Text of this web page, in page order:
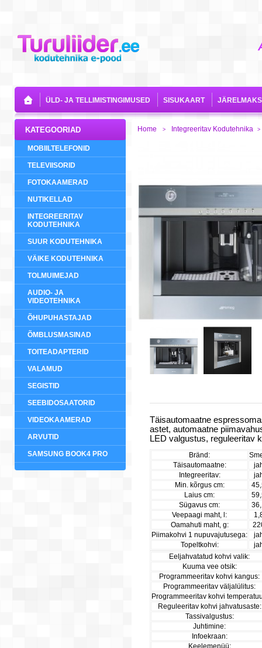
ÜLD- JA TELLIMISTINGIMUSED SISUKAART JÄRELMAKS
KATEGOORIAD
MOBIILTELEFONID
TELEVIISORID
FOTOKAAMERAD
NUTIKELLAD
INTEGREERITAV
KODUTEHNIKA
SUUR KODUTEHNIKA
VÄIKE KODUTEHNIKA
TOLMUIMEJAD
AUDIO- JA
VIDEOTEHNIKA
ÕHUPUHASTAJAD
ÕMBLUSMASINAD
TOITEADAPTERID
VALAMUD
SEGISTID
SEEBIDOSAATORID
VIDEOKAAMERAD
ARVUTID
SAMSUNG BOOK4 PRO
Home > Integreeritav Kodutehnika >
Täisautomaatne
astet, automaatne
LED valgustus, reguleeritav
Bränd:
Täisautomaatne:
Integreeritav:
Min. kõrgus cm:
Laius cm:
Sügavus cm:
Veepaagi maht, l:
Oamahuti maht, g:
Piimakohvi 1 nupuvajutusega:
Topeltkohvi:
Eeljahvatatud kohvi valik:
Kuuma vee otsik:
Programmeeritav kohvi kangus:
Programmeeritav väljalülitus:
Programmeeritav kohvi
Reguleeritav kohvi jahvatusaste:
Tassivalgustus:
Juhtimine:
Infoekraan:
Keelemenüü: